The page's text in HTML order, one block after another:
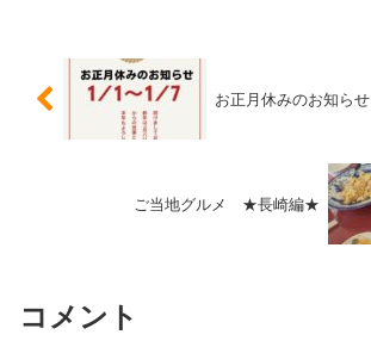
お正月休みのお知らせ
ご当地グルメ ★長崎編★
コメント